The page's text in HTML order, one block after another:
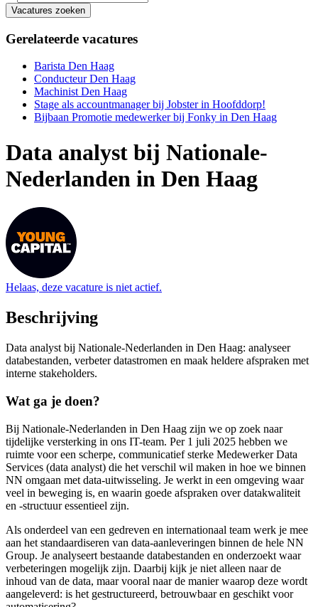
Vacatures zoeken
Gerelateerde vacatures
Barista Den Haag
Conducteur Den Haag
Machinist Den Haag
Stage als accountmanager bij Jobster in Hoofddorp!
Bijbaan Promotie medewerker bij Fonky in Den Haag
Data analyst bij Nationale-
Nederlanden in Den Haag
Helaas, deze vacature is niet actief.
Beschrijving
Data analyst bij Nationale-Nederlanden in Den Haag: analyseer
databestanden, verbeter datastromen en maak heldere afspraken met
interne stakeholders.
Wat ga je doen?
Bij Nationale-Nederlanden in Den Haag zijn we op zoek naar
tijdelijke versterking in ons IT-team. Per 1 juli 2025 hebben we
ruimte voor een scherpe, communicatief sterke Medewerker Data
Services (data analyst) die het verschil wil maken in hoe we binnen
NN omgaan met data-uitwisseling. Je werkt in een omgeving waar
veel in beweging is, en waarin goede afspraken over datakwaliteit
en -structuur essentieel zijn.
Als onderdeel van een gedreven en internationaal team werk je mee
aan het standaardiseren van data-aanleveringen binnen de hele NN
Group. Je analyseert bestaande databestanden en onderzoekt waar
verbeteringen mogelijk zijn. Daarbij kijk je niet alleen naar de
inhoud van de data, maar vooral naar de manier waarop deze wordt
aangeleverd: is het gestructureerd, betrouwbaar en geschikt voor